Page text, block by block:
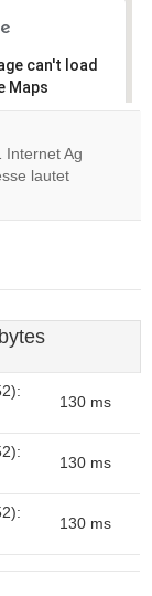
can't load
Maps
Internet Ag
lautet
130 ms
130 ms
130 ms